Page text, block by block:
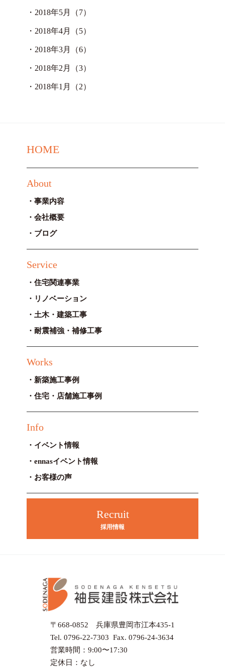
・ 2018年5月（7）
・ 2018年4月（5）
・ 2018年3月（6）
・ 2018年2月（3）
・ 2018年1月（2）
HOME
About
事業内容
会社概要
ブログ
Service
住宅関連事業
リノベーション
土木・建築工事
耐震補強・補修工事
Works
新築施工事例
住宅・店舗施工事例
Info
イベント情報
ennasイベント情報
お客様の声
Recruit
採用情報
〒668-0852 兵庫県豊岡市江本435-1
Tel. 0796-22-7303 Fax. 0796-24-3634
営業時間：9:00〜17:30
定休日：なし